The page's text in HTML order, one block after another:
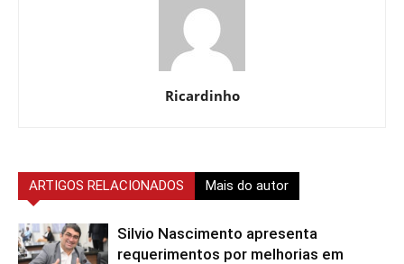
Ricardinho
ARTIGOS RELACIONADOS Mais do autor
Silvio Nascimento apresenta
requerimentos por melhorias em